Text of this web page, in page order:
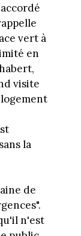
vert à
en
visite
la
de
n'est